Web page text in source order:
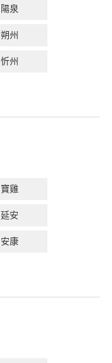
陽泉
朔州
忻州
寶雞
延安
安康